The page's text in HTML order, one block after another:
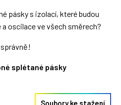
pásky s izolací, které budou
oscilace ve všech směrech?
splétané pásky
Soubory ke stažení